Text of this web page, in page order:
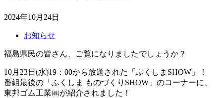
2024年10月24日
お知らせ
福島県民の皆さん、ご覧になりましたでしょうか？
10月23日(水)19：00から放送された「ふくしまSHOW」！
番組最後の「ふくしま ものづくりSHOW」のコーナーに、
東邦ゴム工業㈱が紹介されました！